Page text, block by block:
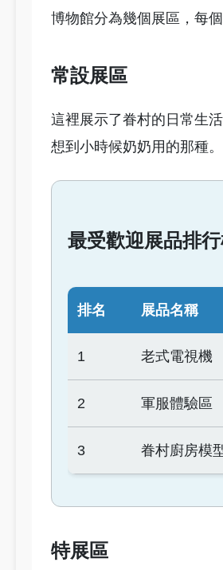
博物館分為幾個展區，每
常設展區
這裡展示了眷村的日常生
想到小時候奶奶用的那種
最受歡迎展品排
排名 展品名稱
1 老式電視機
2 軍服體驗區
3 眷村廚房模
特展區